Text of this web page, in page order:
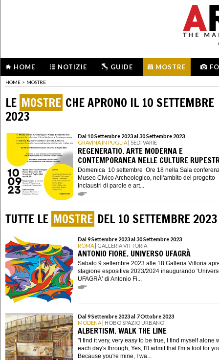
HOME NOTIZIE GUIDE MOSTRE
HOME > MOSTRE
LE MOSTRE CHE APRONO IL 10 SETTEMBRE
2023
Dal 10 Settembre 2023 al 30 Settembre 2023
GRAVINA IN PUGLIA | SEDI VARIE
REGENERATIO. ARTE MODERNA E
CONTEMPORANEA NELLE CULTURE
Domenica 10 settembre Ore 18 nella Sala
Museo Civico Archeologico, nell'ambito del progetto
Inclaustri di parole e art...
TUTTE LE MOSTRE DEL 10 SETTEMBRE 2023
Dal 9 Settembre 2023 al 30 Settembre 2023
ROMA | GALLERIA VITTORIA
ANTONIO FIORE. UNIVERSO UFAGRÀ
Sabato 9 settembre 2023 alle 18 Galleria Vittoria
stagione espositiva 2023/2024 inaugurando
UFAGRÀ’ di Antonio Fi...
Dal 9 Settembre 2023 al 7 Ottobre 2023
MODENA | HOBO SPAZIO URBANO
ALBERTISM. WALK THE LINE
"I find it very, very easy to be true, I find myself alone
each day's through, Yes, I'll admit that I'm a fool for
Because you're mine, I wa...